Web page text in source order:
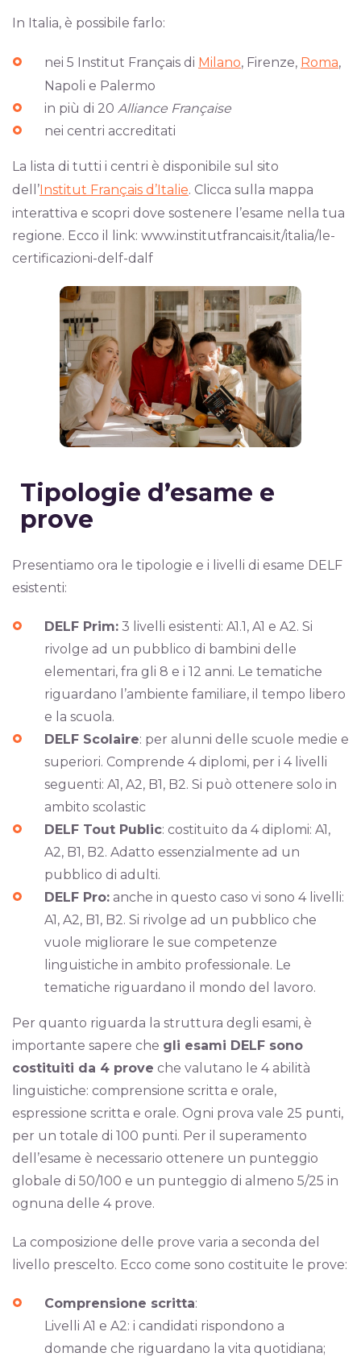
In Italia, è possibile farlo:
nei 5 Institut Français di Milano, Firenze, Roma,
Napoli e Palermo
in più di 20 Alliance Française
nei centri accreditati
La lista di tutti i centri è disponibile sul sito
dell’Institut Français d’Italie. Clicca sulla mappa
interattiva e scopri dove sostenere l’esame nella tua
regione. Ecco il link: www.institutfrancais.it/italia/le-
certificazioni-delf-dalf
Tipologie d’esame e
prove
Presentiamo ora le tipologie e i livelli di esame DELF
esistenti:
DELF Prim: 3 livelli esistenti: A1.1, A1 e A2. Si
rivolge ad un pubblico di bambini delle
elementari, fra gli 8 e i 12 anni. Le tematiche
riguardano l’ambiente familiare, il tempo libero
e la scuola.
DELF Scolaire: per alunni delle scuole medie e
superiori. Comprende 4 diplomi, per i 4 livelli
seguenti: A1, A2, B1, B2. Si può ottenere solo in
ambito scolastic
DELF Tout Public: costituito da 4 diplomi: A1,
A2, B1, B2. Adatto essenzialmente ad un
pubblico di adulti.
DELF Pro: anche in questo caso vi sono 4 livelli:
A1, A2, B1, B2. Si rivolge ad un pubblico che
vuole migliorare le sue competenze
linguistiche in ambito professionale. Le
tematiche riguardano il mondo del lavoro.
Per quanto riguarda la struttura degli esami, è
importante sapere che gli esami DELF sono
costituiti da 4 prove che valutano le 4 abilità
linguistiche: comprensione scritta e orale,
espressione scritta e orale. Ogni prova vale 25 punti,
per un totale di 100 punti. Per il superamento
dell’esame è necessario ottenere un punteggio
globale di 50/100 e un punteggio di almeno 5/25 in
ognuna delle 4 prove.
La composizione delle prove varia a seconda del
livello prescelto. Ecco come sono costituite le prove:
Comprensione scritta:
Livelli A1 e A2: i candidati rispondono a
domande che riguardano la vita quotidiana;